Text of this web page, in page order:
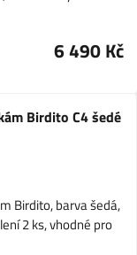
6 490 Kč
Birdito C4 šedé
Birdito, barva šedá,
2 ks, vhodné pro